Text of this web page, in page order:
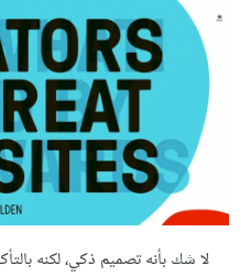
لا شك بأنه تصميم ذكي، لكنه